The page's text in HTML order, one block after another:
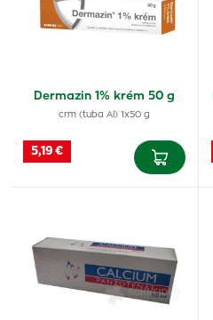
Dermazin 1% krém 50 g
crm (tuba Al) 1x50 g
5,19 €